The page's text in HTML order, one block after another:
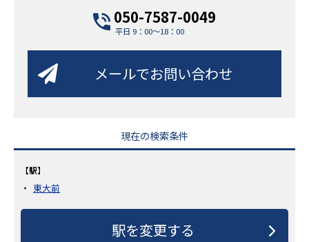
050-7587-0049
平日 9：00～18：00
メールでお問い合わせ
現在の検索条件
【駅】
東大前
駅を変更する